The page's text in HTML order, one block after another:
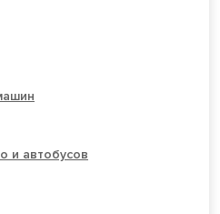
и автобусов